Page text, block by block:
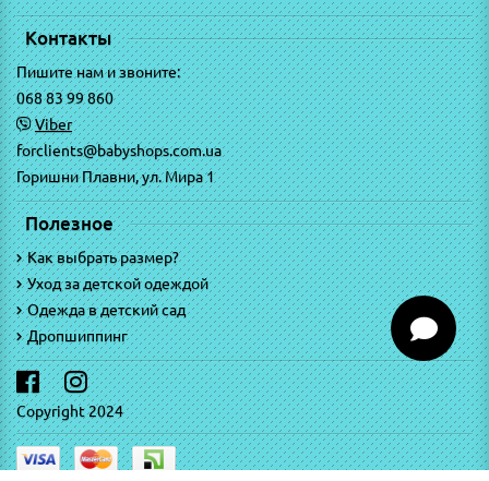
Контакты
Пишите нам и звоните:
068 83 99 860
Viber
forclients@babyshops.com.ua
Горишни Плавни, ул. Мира 1
Полезное
Как выбрать размер?
Уход за детской одеждой
Одежда в детский сад
Дропшиппинг
Copyright 2024